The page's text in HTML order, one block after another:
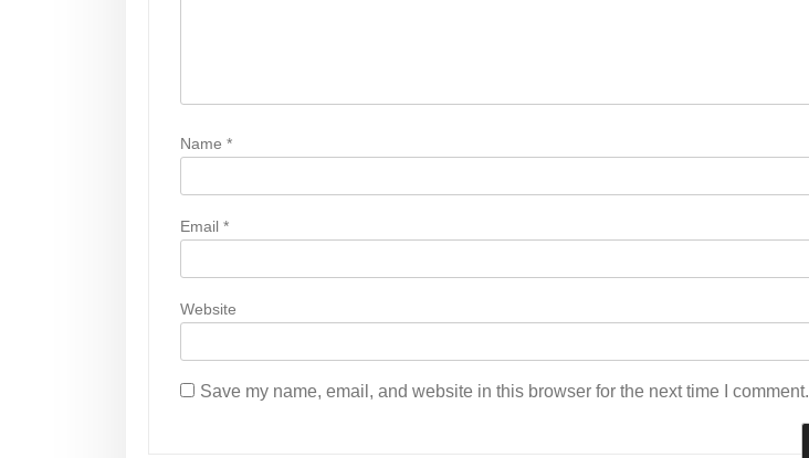
Name *
Email *
Website
Save my name, email, and website in this browser for the next time I comment.